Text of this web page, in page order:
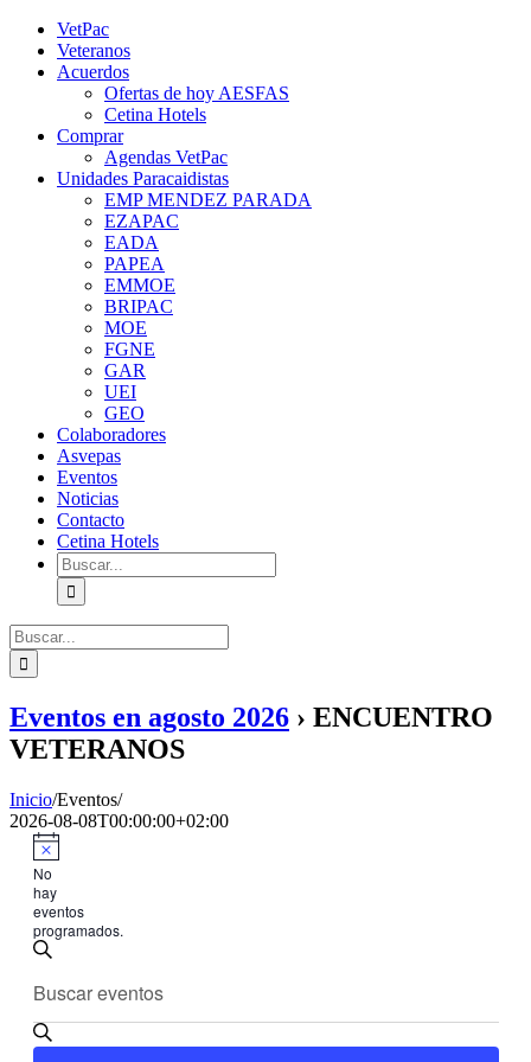
Saltar
contenido
YouTube
Instagram
Facebook
TwitterVetPac
Veteranos
Acuerdos
Ofertas de hoy AESFAS
Cetina Hotels
Comprar
Agendas VetPac
Unidades Paracaidistas
EMP MENDEZ PARADA
EZAPAC
EADA
PAPEA
EMMOE
BRIPAC
MOE
FGNE
GAR
UEI
GEO
Colaboradores
Asvepas
Eventos
Noticias
Contacto
Cetina Hotels
Buscar:
Buscar:
Eventos en agosto 2026 › ENCUENTRO
VETERANOS
Inicio/Eventos/
2026-08-08T00:00:00+02:00
No
hay
eventos
programados.
Navegación
de
búsqueda
y
la
clave.